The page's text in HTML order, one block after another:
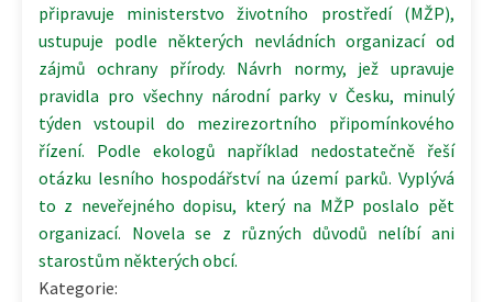
připravuje ministerstvo životního prostředí (MŽP),
ustupuje podle některých nevládních organizací od
zájmů ochrany přírody. Návrh normy, jež upravuje
pravidla pro všechny národní parky v Česku, minulý
týden vstoupil do mezirezortního připomínkového
řízení. Podle ekologů například nedostatečně řeší
otázku lesního hospodářství na území parků. Vyplývá
to z neveřejného dopisu, který na MŽP poslalo pět
organizací. Novela se z různých důvodů nelíbí ani
starostům některých obcí.
Kategorie: